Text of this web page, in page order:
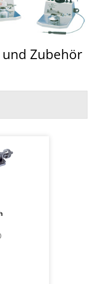
Zubehör